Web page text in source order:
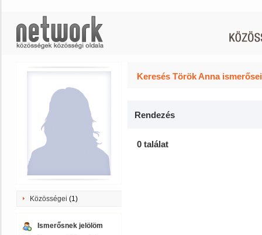
Közösségei (1)
Ismerősnek jelölöm
Keresés Török Anna
Rendezés
0 találat